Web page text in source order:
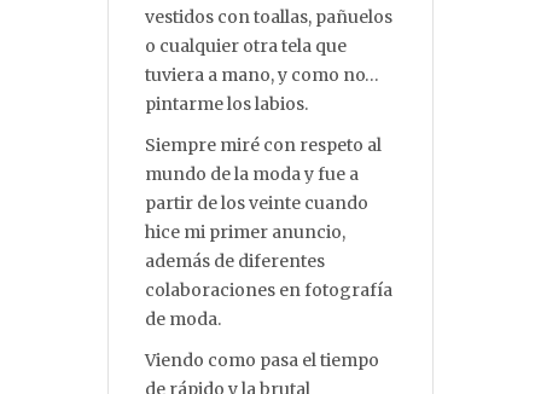
vestidos con toallas, pañuelos
o cualquier otra tela que
tuviera a mano, y como no…
pintarme los labios.
Siempre miré con respeto al
mundo de la moda y fue a
partir de los veinte cuando
hice mi primer anuncio,
además de diferentes
colaboraciones en fotografía
de moda.
Viendo como pasa el tiempo
de rápido y la brutal